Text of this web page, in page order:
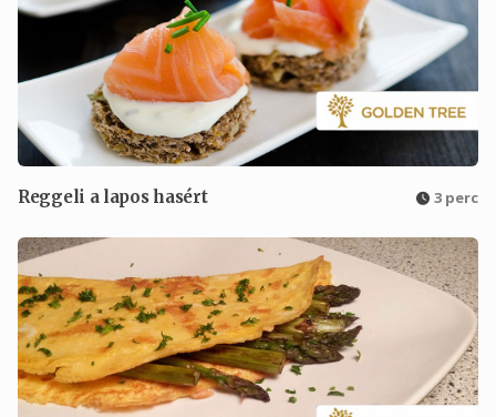
Reggeli a lapos hasért 3 perc